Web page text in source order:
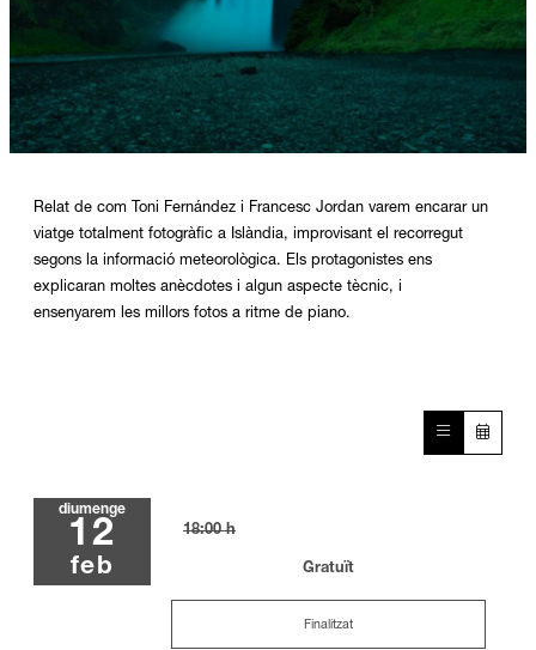
Relat de com Toni Fernández i Francesc Jordan varem encarar un
viatge totalment fotogràfic a Islàndia, improvisant el recorregut
segons la informació meteorològica. Els protagonistes ens
explicaran moltes anècdotes i algun aspecte tècnic, i
ensenyarem les millors fotos a ritme de piano.
diumenge
12
feb
18:00 h
Gratuït
Finalitzat